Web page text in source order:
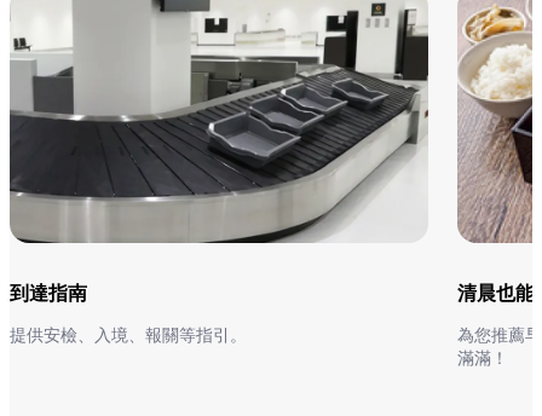
到達指南
提供安檢、入境、報關等指引。
清晨也能
為您推薦
滿滿！